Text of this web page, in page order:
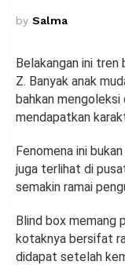
by Salma
Belakangan ini tren
Z. Banyak anak
bahkan mengoleksi
mendapatkan
Fenomena ini
juga terlihat di
semakin ramai
Blind box memang
kotaknya bersifat
didapat setelah